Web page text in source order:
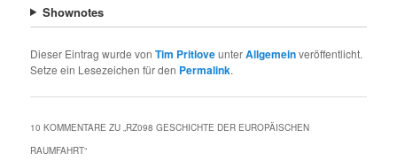
Shownotes
Dieser Eintrag wurde vonTim PritloveunterAllgemeinveröffentlicht.
Setze ein Lesezeichen für den Permalink.
10 KOMMENTARE ZU „RZ098 GESCHICHTE DER EUROPÄISCHEN
RAUMFAHRT“